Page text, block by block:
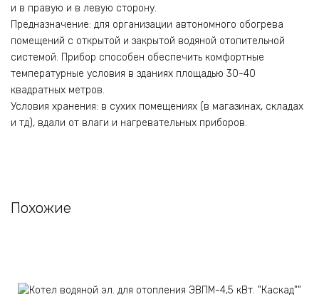
и в правую и в левую сторону.
Предназначение: для организации автономного обогрева
помещений с открытой и закрытой водяной отопительной
системой. Прибор способен обеспечить комфортные
температурные условия в зданиях площадью 30-40
квадратных метров.
Условия хранения: в сухих помещениях (в магазинах, складах
и тд), вдали от влаги и нагревательных приборов.
Похожие